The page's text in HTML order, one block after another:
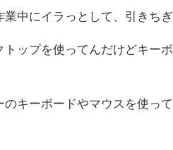
中にイラっとして、引きち
ップを使ってんだけどキー
のキーボードやマウスを使っ